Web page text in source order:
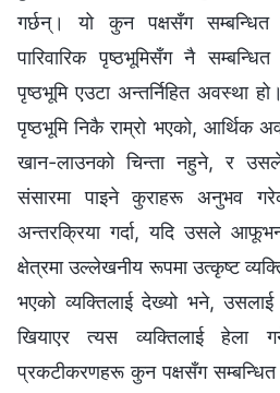
गर्छन्। यो कुन पक्षसँग
पारिवारिक पृष्ठभूमिसँग नै
पृष्ठभूमि एउटा अन्तर्निहित अवस्था
पृष्ठभूमि निकै राम्रो भएको, आर्थिक
खान-लाउनको चिन्ता नहुने, र
संसारमा पाइने कुराहरू अनुभव
अन्तरक्रिया गर्दा, यदि उसले
क्षेत्रमा उल्लेखनीय रूपमा उत्कृष्ट
भएको व्यक्तिलाई देख्यो भने,
खियाएर त्यस व्यक्तिलाई हेला
प्रकटीकरणहरू कुन पक्षसँग सम्बन्धित